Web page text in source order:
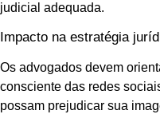
judicial adequada.
Impacto na estratégia
Os advogados devem
consciente das redes
possam prejudicar sua